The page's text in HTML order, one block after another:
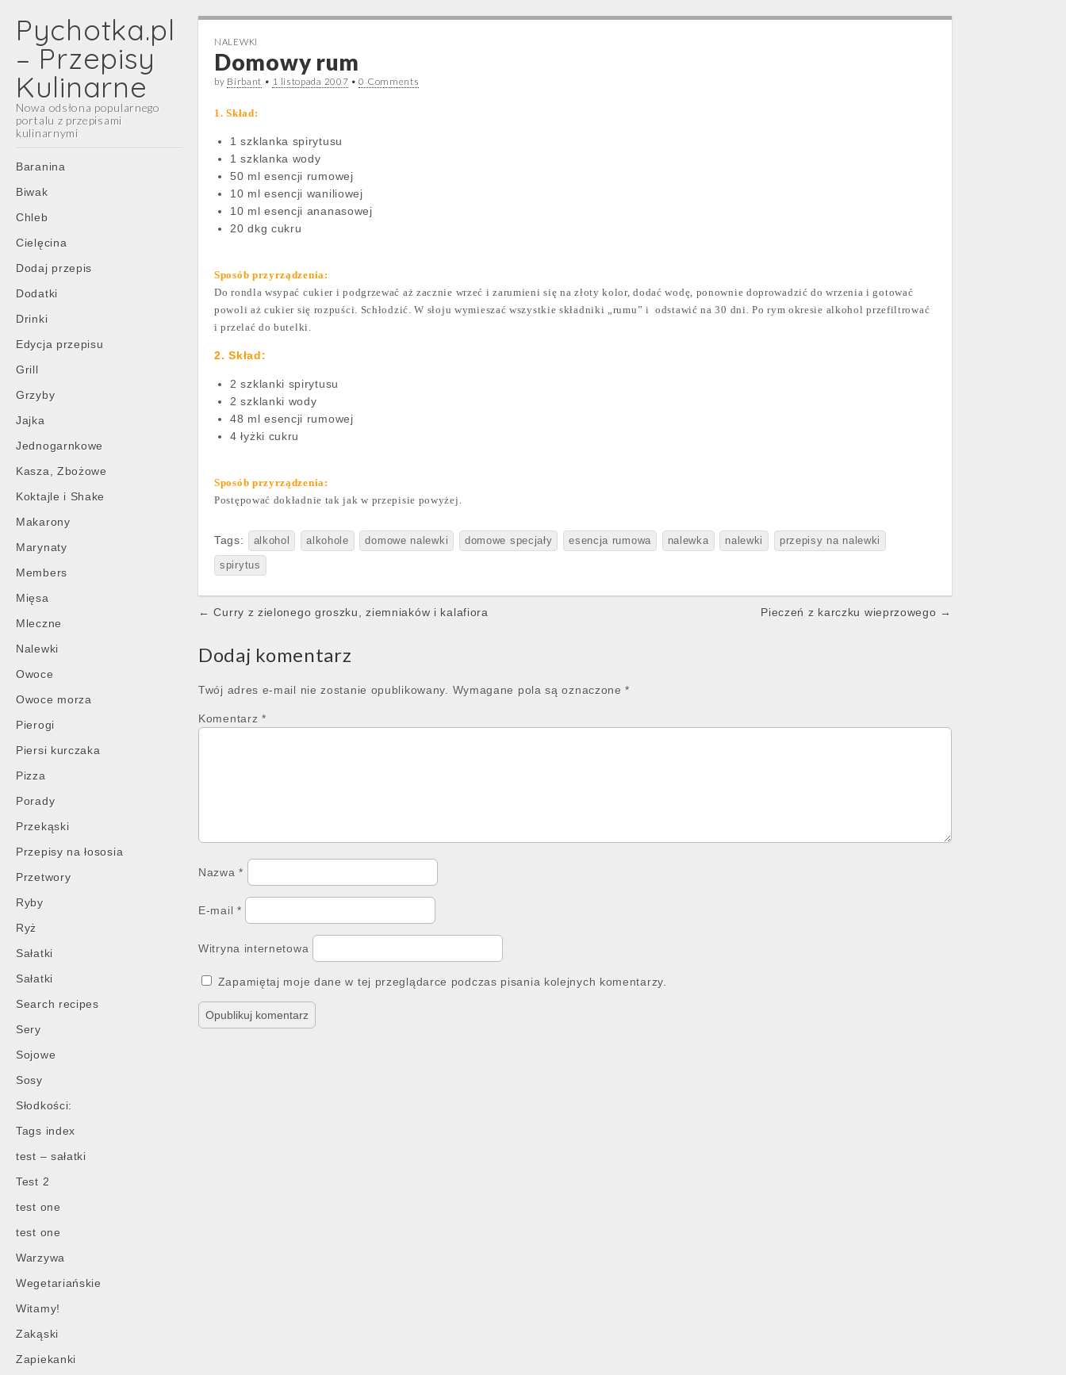
Pychotka.pl
– Przepisy
Kulinarne
Nowa odsłona popularnego
portalu z przepisami
kulinarnymi
Main
menu
Skip
content
Baranina
Biwak
Chleb
Cielęcina
Dodaj przepis
Dodatki
Drinki
Edycja przepisu
Grill
Grzyby
Jajka
Jednogarnkowe
Kasza, Zbożowe
Koktajle i Shake
Makarony
Marynaty
Members
Mięsa
Mleczne
Nalewki
Owoce
Owoce morza
Pierogi
Piersi kurczaka
Pizza
Porady
Przekąski
Przepisy na łososia
Przetwory
Ryby
Ryż
Sałatki
Sałatki
Search recipes
Sery
Sojowe
Sosy
Słodkości:
Tags index
test – sałatki
Test 2
test one
test one
Warzywa
Wegetariańskie
Witamy!
Zakąski
Zapiekanki
NALEWKI
Domowy rum
by Birbant • 1 listopada 2007 •0 Comments
1. Skład:
1 szklanka spirytusu
1 szklanka wody
50 ml esencji rumowej
10 ml esencji waniliowej
10 ml esencji ananasowej
20 dkg cukru
Sposób przyrządzenia:
Do rondla wsypać cukier i podgrzewać aż zacznie wrzeć i zarumieni się na złoty kolor, dodać wodę, ponownie doprowadzić do wrzenia i gotować
powoli aż cukier się rozpuści. Schłodzić. W słoju wymieszać wszystkie składniki „rumu” i
odstawić na 30 dni. Po rym okresie alkohol przefiltrować
i przelać do butelki.
2. Skład:
2 szklanki spirytusu
2 szklanki wody
48 ml esencji rumowej
4 łyżki cukru
Sposób przyrządzenia:
Postępować dokładnie tak jak w przepisie powyżej.
Tags: alkohol alkohole domowe nalewki domowe specjały esencja rumowa nalewka nalewki przepisy na nalewki
spirytus
Post
← Curry z zielonego groszku, ziemniaków i kalafiora Pieczeń z karczku wieprzowego →
Dodaj komentarz
Twój adres e-mail nie zostanie opublikowany. Wymagane pola są oznaczone*
Komentarz *
Nazwa*
E-mail *
Witryna internetowa
Zapamiętaj moje dane w tej przeglądarce podczas pisania kolejnych komentarzy.